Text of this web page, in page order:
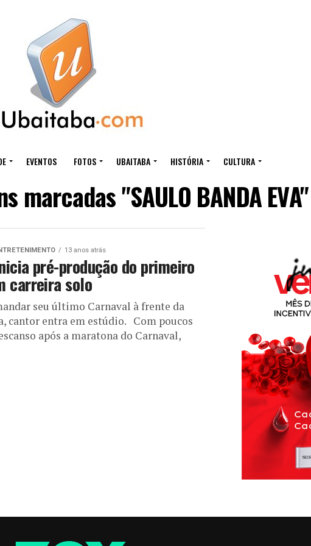
EVENTOS FOTOS UBAITABA HISTÓRIA CULTURA
marcadas "SAULO BANDA EVA"
13 anos atrás
pré-produção do primeiro
carreira solo
seu último Carnaval à frente da
cantor entra em estúdio. Com poucos
após a maratona do Carnaval,